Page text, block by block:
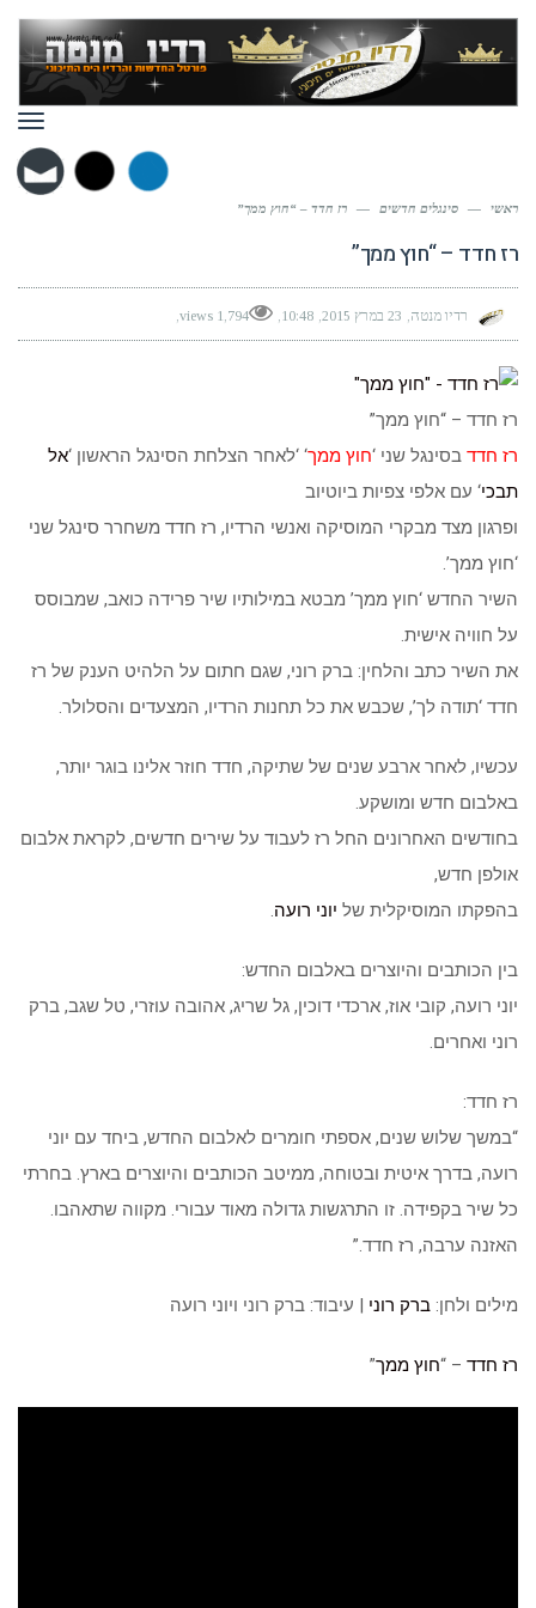
ראשי — סינגלים חדשים — רז חדד – “חוץ ממך”
רז חדד – “חוץ ממך”
רדיו מנטה 23 במרץ 2015 10:48
1,794 views
רז חדד – “חוץ ממך”
רז חדד בסינגל שני ‘חוץ ממך‘ ‘לאחר הצלחת הסינגל הראשון ‘אל
תבכי‘ עם אלפי צפיות ביוטיוב
ופרגון מצד מבקרי המוסיקה ואנשי הרדיו, רז חדד משחרר סינגל שני
‘חוץ ממך’.
השיר החדש ‘חוץ ממך’ מבטא במילותיו שיר פרידה כואב, שמבוסס
על חוויה אישית.
את השיר כתב והלחין: ברק רוני, שגם חתום על הלהיט הענק של רז
חדד ‘תודה לך’, שכבש את כל תחנות הרדיו, המצעדים והסלולר.
עכשיו, לאחר ארבע שנים של שתיקה, חדד חוזר אלינו בוגר יותר,
באלבום חדש ומושקע.
בחודשים האחרונים החל רז לעבוד על שירים חדשים, לקראת אלבום
אולפן חדש,
בהפקתו המוסיקלית של יוני רועה.
בין הכותבים והיוצרים באלבום החדש:
יוני רועה, קובי אוז, ארכדי דוכין, גל שריג, אהובה עוזרי, טל שגב, ברק
רוני ואחרים.
רז חדד:
“במשך שלוש שנים, אספתי חומרים לאלבום החדש, ביחד עם יוני
רועה, בדרך איטית ובטוחה, ממיטב הכותבים והיוצרים בארץ. בחרתי
כל שיר בקפידה. זו התרגשות גדולה מאוד עבורי. מקווה שתאהבו.
האזנה ערבה, רז חדד.”
מילים ולחן: ברק רוני | עיבוד: ברק רוני ויוני רועה
רז חדד – “חוץ ממך”